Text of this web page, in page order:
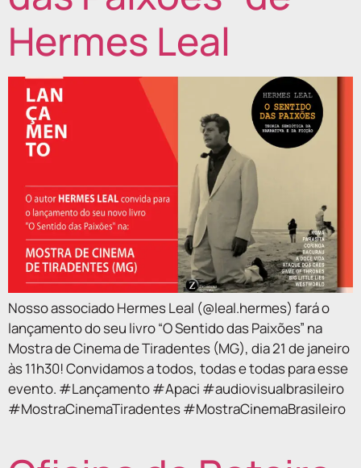
Hermes Leal
Nosso associado Hermes Leal (@leal.hermes) fará o
lançamento do seu livro “O Sentido das Paixões” na
Mostra de Cinema de Tiradentes (MG), dia 21 de janeiro
às 11h30! Convidamos a todos, todas e todas para esse
evento. #Lançamento #Apaci #audiovisualbrasileiro
#MostraCinemaTiradentes #MostraCinemaBrasileiro